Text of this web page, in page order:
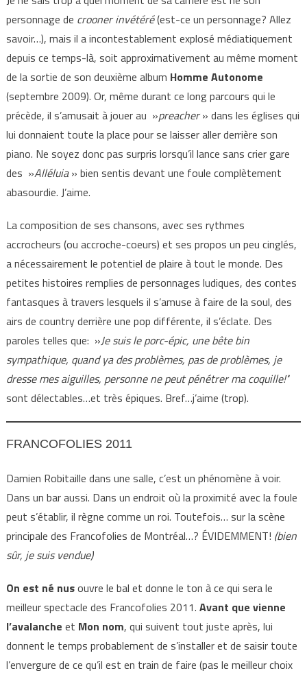
personnage de crooner invétéré(est-ce un personnage? Allez
savoir…), mais il a incontestablement explosé médiatiquement
depuis ce temps-là, soit approximativement au même moment
de la sortie de son deuxième album Homme Autonome
(septembre 2009). Or, même durant ce long parcours qui le
précède, il s’amusait à jouer au »preacher» dans les églises qui
lui donnaient toute la place pour se laisser aller derrière son
piano. Ne soyez donc pas surpris lorsqu’il lance sans crier gare
des »Alléluia» bien sentis devant une foule complètement
abasourdie. J’aime.
La composition de ses chansons, avec ses rythmes
accrocheurs (ou accroche-coeurs) et ses propos un peu cinglés,
a nécessairement le potentiel de plaire à tout le monde. Des
petites histoires remplies de personnages ludiques, des contes
fantasques à travers lesquels il s’amuse à faire de la soul, des
airs de country derrière une pop différente, il s’éclate. Des
paroles telles que: »Je suis le porc-épic, une bête bin
sympathique, quand ya des problèmes, pas de problèmes, je
dresse mes aiguilles, personne ne peut pénétrer ma coquille!’‘
sont délectables…et très épiques. Bref…j’aime (trop).
FRANCOFOLIES 2011
Damien Robitaille dans une salle, c’est un phénomène à voir.
Dans un bar aussi. Dans un endroit où la proximité avec la foule
peut s’établir, il règne comme un roi. Toutefois… sur la scène
principale des Francofolies de Montréal…? ÉVIDEMMENT! (bien
sûr, je suis vendue)
On est né nusouvre le bal et donne le ton à ce qui sera le
meilleur spectacle des Francofolies 2011. Avant que vienne
l’avalanche et Mon nom, qui suivent tout juste après, lui
donnent le temps probablement de s’installer et de saisir toute
l’envergure de ce qu’il est en train de faire (pas le meilleur choix